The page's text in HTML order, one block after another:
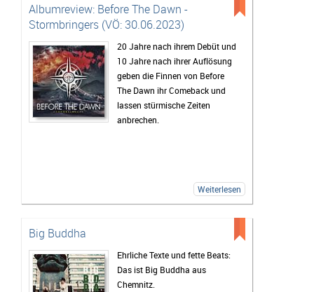
Albumreview: Before The Dawn -
Stormbringers (VÖ: 30.06.2023)
20 Jahre nach ihrem Debüt und
10 Jahre nach ihrer Auflösung
geben die Finnen von Before
The Dawn ihr Comeback und
lassen stürmische Zeiten
anbrechen.
Weiterlesen
Big Buddha
Ehrliche Texte und fette Beats:
Das ist Big Buddha aus
Chemnitz.